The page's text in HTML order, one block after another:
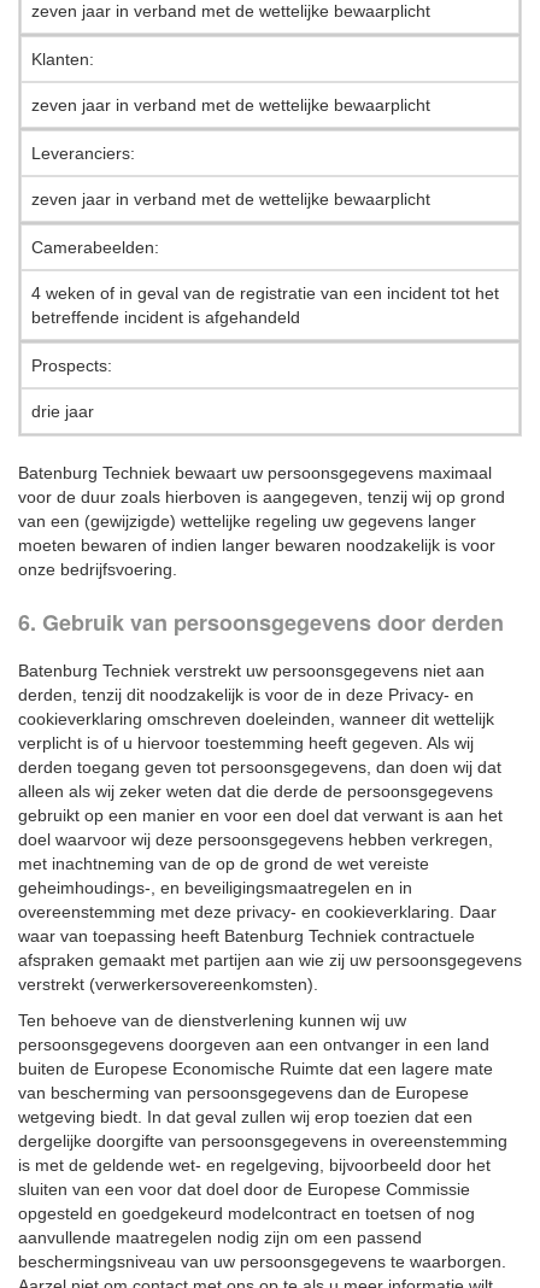
zeven jaar in verband met de wettelijke bewaarplicht
Klanten:
zeven jaar in verband met de wettelijke bewaarplicht
Leveranciers:
zeven jaar in verband met de wettelijke bewaarplicht
Camerabeelden:
4 weken of in geval van de registratie van een incident tot het
betreffende incident is afgehandeld
Prospects:
drie jaar
Batenburg Techniek bewaart uw persoonsgegevens maximaal
voor de duur zoals hierboven is aangegeven, tenzij wij op grond
van een (gewijzigde) wettelijke regeling uw gegevens langer
moeten bewaren of indien langer bewaren noodzakelijk is voor
onze bedrijfsvoering.
6. Gebruik van persoonsgegevens door derden
Batenburg Techniek verstrekt uw persoonsgegevens niet aan
derden, tenzij dit noodzakelijk is voor de in deze Privacy- en
cookieverklaring omschreven doeleinden, wanneer dit wettelijk
verplicht is of u hiervoor toestemming heeft gegeven. Als wij
derden toegang geven tot persoonsgegevens, dan doen wij dat
alleen als wij zeker weten dat die derde de persoonsgegevens
gebruikt op een manier en voor een doel dat verwant is aan het
doel waarvoor wij deze persoonsgegevens hebben verkregen,
met inachtneming van de op de grond de wet vereiste
geheimhoudings-, en beveiligingsmaatregelen en in
overeenstemming met deze privacy- en cookieverklaring. Daar
waar van toepassing heeft Batenburg Techniek contractuele
afspraken gemaakt met partijen aan wie zij uw persoonsgegevens
verstrekt (verwerkersovereenkomsten).
Ten behoeve van de dienstverlening kunnen wij uw
persoonsgegevens doorgeven aan een ontvanger in een land
buiten de Europese Economische Ruimte dat een lagere mate
van bescherming van persoonsgegevens dan de Europese
wetgeving biedt. In dat geval zullen wij erop toezien dat een
dergelijke doorgifte van persoonsgegevens in overeenstemming
is met de geldende wet- en regelgeving, bijvoorbeeld door het
sluiten van een voor dat doel door de Europese Commissie
opgesteld en goedgekeurd modelcontract en toetsen of nog
aanvullende maatregelen nodig zijn om een passend
beschermingsniveau van uw persoonsgegevens te waarborgen.